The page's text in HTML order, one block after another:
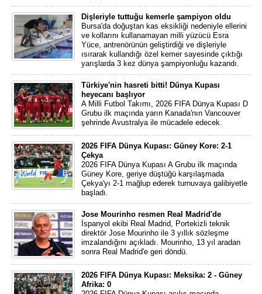
Dişleriyle tuttuğu kemerle şampiyon oldu
Bursa'da doğuştan kas eksikliği nedeniyle ellerini
ve kollarını kullanamayan milli yüzücü Esra
Yüce, antrenörünün geliştirdiği ve dişleriyle
ısırarak kullandığı özel kemer sayesinde çıktığı
yarışlarda 3 kez dünya şampiyonluğu kazandı.
Türkiye'nin hasreti bitti! Dünya Kupası
heyecanı başlıyor
A Milli Futbol Takımı, 2026 FIFA Dünya Kupası D
Grubu ilk maçında yarın Kanada'nın Vancouver
şehrinde Avustralya ile mücadele edecek.
2026 FIFA Dünya Kupası: Güney Kore: 2-1
Çekya
2026 FIFA Dünya Kupası A Grubu ilk maçında
Güney Kore, geriye düştüğü karşılaşmada
Çekya'yı 2-1 mağlup ederek turnuvaya galibiyetle
başladı.
Jose Mourinho resmen Real Madrid'de
İspanyol ekibi Real Madrid, Portekizli teknik
direktör Jose Mourinho ile 3 yıllık sözleşme
imzalandığını açıkladı. Mourinho, 13 yıl aradan
sonra Real Madrid'e geri döndü.
2026 FIFA Dünya Kupası: Meksika: 2 - Güney
Afrika: 0